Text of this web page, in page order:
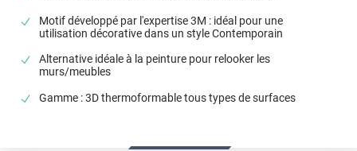
Motif développé par l'expertise 3M : idéal pour une
utilisation décorative dans un style Contemporain
Alternative idéale à la peinture pour relooker les
murs/meubles
Gamme : 3D thermoformable tous types de surfaces